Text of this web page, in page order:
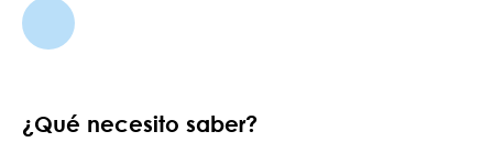
¿Qué necesito saber?